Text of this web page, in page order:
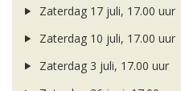
Zaterdag 17 juli, 17.00 uur
Zaterdag 10 juli, 17.00 uur
Zaterdag 3 juli, 17.00 uur